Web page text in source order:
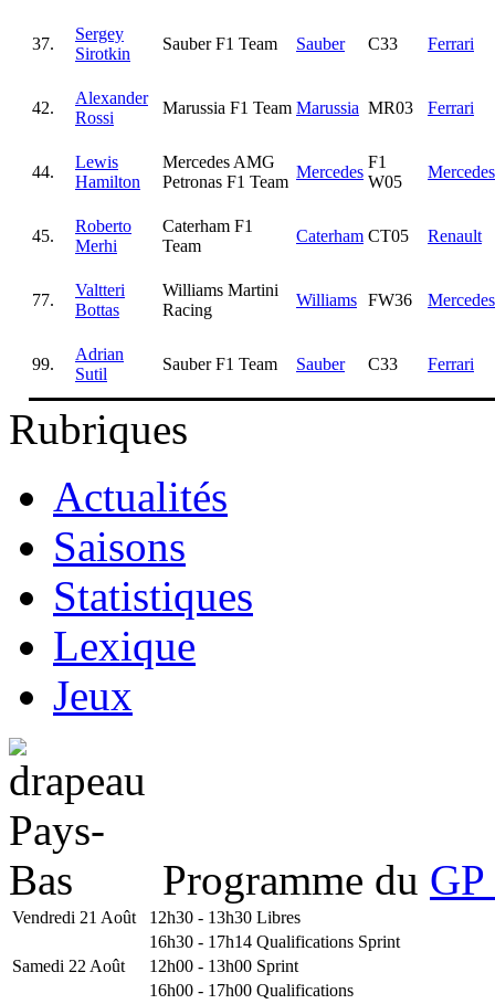
37.
Sergey
Sirotkin
Sauber F1 Team Sauber C33 Ferrari
42.
Alexander
Rossi
Marussia F1 Team Marussia MR03 Ferrari
44.
Lewis
Hamilton
Mercedes AMG
Petronas F1 Team
Mercedes
F1
W05
Mercedes
45.
Roberto
Merhi
Caterham F1
Team
Caterham CT05 Renault
77.
Valtteri
Bottas
Williams Martini
Racing
Williams FW36 Mercedes
99.
Adrian
Sutil
Sauber F1 Team Sauber C33 Ferrari
Rubriques
Actualités
Saisons
Statistiques
Lexique
Jeux
Programme du
Vendredi 21 Août 12h30 - 13h30 Libres
16h30 - 17h14 Qualifications Sprint
Samedi 22 Août
12h00 - 13h00 Sprint
16h00 - 17h00 Qualifications